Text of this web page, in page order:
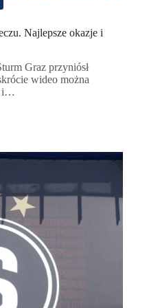
Najlepsze okazje i
Graz przyniósł
wideo można
i…